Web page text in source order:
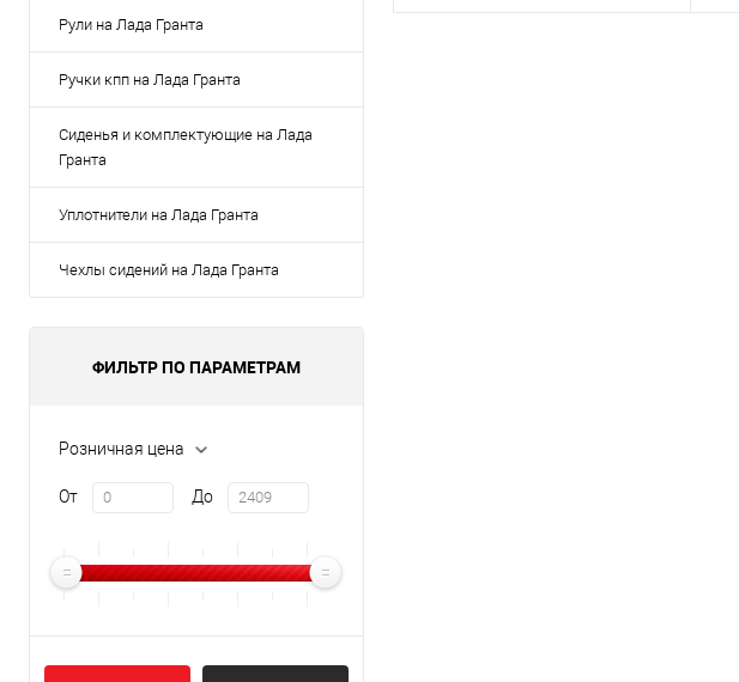
Рули на Лада Гранта
Ручки кпп на Лада Гранта
Сиденья и комплектующие на Лада
Гранта
Уплотнители на Лада Гранта
Чехлы сидений на Лада Гранта
ФИЛЬТР ПО ПАРАМЕТРАМ
Розничная цена
От До